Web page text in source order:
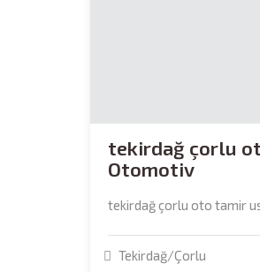
tekirdağ çorlu
Otomotiv
tekirdağ çorlu oto tamir
Tekirdağ/Çorlu